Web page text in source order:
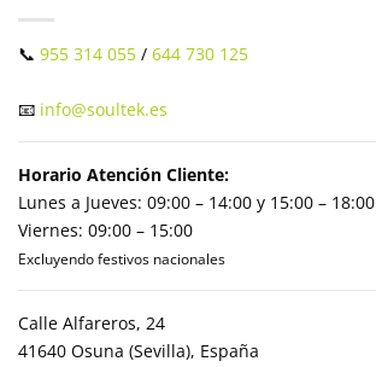
📞 955 314 055 / 644 730 125
📧 info@soultek.es
Horario Atención Cliente:
Lunes a Jueves: 09:00 – 14:00 y 15:00 – 18:00
Viernes: 09:00 – 15:00
Excluyendo festivos nacionales
Calle Alfareros, 24
41640 Osuna (Sevilla), España